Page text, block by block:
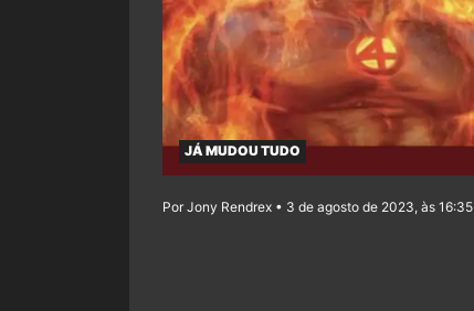
JÁ MUDOU TUDO
Por Jony Rendrex • 3 de agosto de 2023, às 16:35